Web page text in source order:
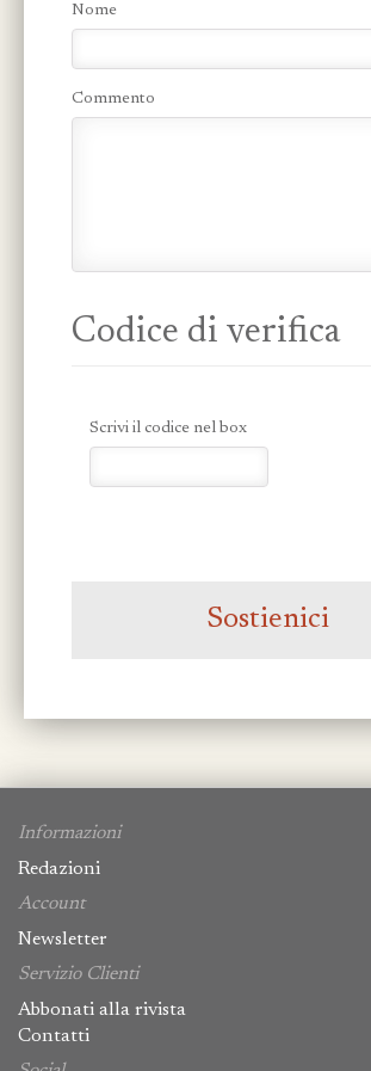
Nome
Commento
Codice di verifica
Scrivi il codice nel box
Sostienici
Informazioni
Redazioni
Account
Newsletter
Servizio Clienti
Abbonati alla rivista
Contatti